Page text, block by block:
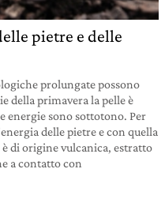
pietre e delle
prolungate possono
della primavera la pelle è
energie sono sottotono. Per
delle pietre e con quella
di origine vulcanica, estratto
a contatto con